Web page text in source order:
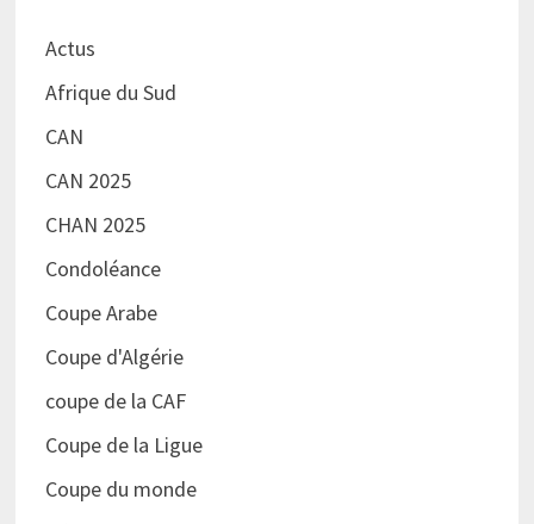
Actus
Afrique du Sud
CAN
CAN 2025
CHAN 2025
Condoléance
Coupe Arabe
Coupe d'Algérie
coupe de la CAF
Coupe de la Ligue
Coupe du monde